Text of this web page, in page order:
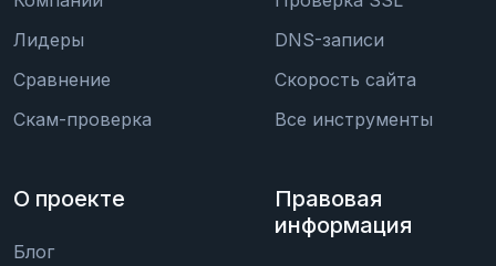
Лидеры
Сравнение
Скам-проверка
DNS-записи
Скорость сайта
Все инструменты
О проекте
Блог
Правовая
информация